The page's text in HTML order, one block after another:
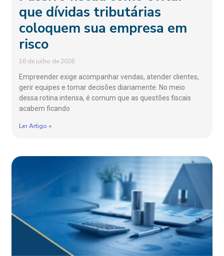
que dívidas tributárias
coloquem sua empresa em
risco
16 de julho de 2026
Empreender exige acompanhar vendas, atender clientes,
gerir equipes e tomar decisões diariamente. No meio
dessa rotina intensa, é comum que as questões fiscais
acabem ficando
Ler Artigo »